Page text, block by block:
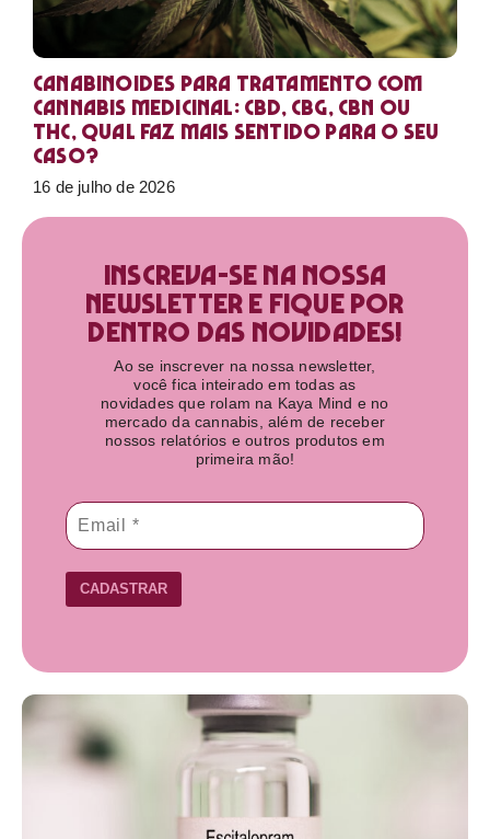
Canabinoides para tratamento com
cannabis medicinal: CBD, CBG, CBN ou
THC, qual faz mais sentido para o seu
caso?
16 de julho de 2026
Inscreva-se na nossa
newsletter e fique por
dentro das novidades!​
Ao se inscrever na nossa newsletter,
você fica inteirado em todas as
novidades que rolam na Kaya Mind e no
mercado da cannabis, além de receber
nossos relatórios e outros produtos em
primeira mão!
CADASTRAR